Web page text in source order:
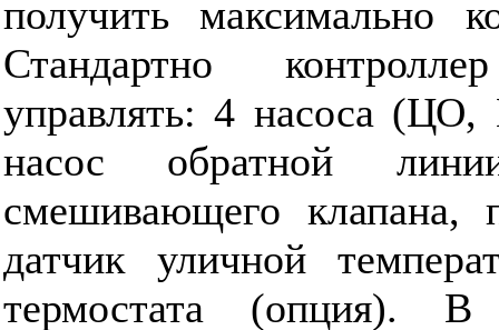
получить максимально
Стандартно
управлять: 4 насоса
насос обратной
смешивающего клапана,
датчик уличной
термостата (опция).